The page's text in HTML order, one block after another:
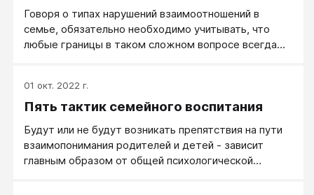
число нереализованных мужчин и женщин также
имеет корни в избыточной материнской любви. Все
это не плод моих фантазий. Посмотрите
подтверждений тому.
Говоря о типах нарушений взаимоотношений в
семье, обязательно необходимо учитывать, что
любые границы в таком сложном вопросе всегда
безусловно относится к пятому пункту
представленной ниже классификации.
01 окт. 2022 г.
Пять тактик семейного воспитания
Будут или не будут возникать препятствия на пути
взаимопонимания родителей и детей - зависит
главным образом от общей психологической